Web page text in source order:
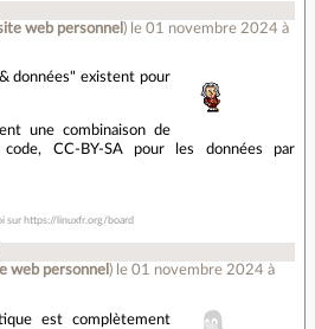
web personnel ) le 01 novembre 2024 à
données" existent pour
une combinaison de
CC-BY-SA pour les données par
sur https://linuxfr.org/board
web personnel ) le 01 novembre 2024 à
est complètement